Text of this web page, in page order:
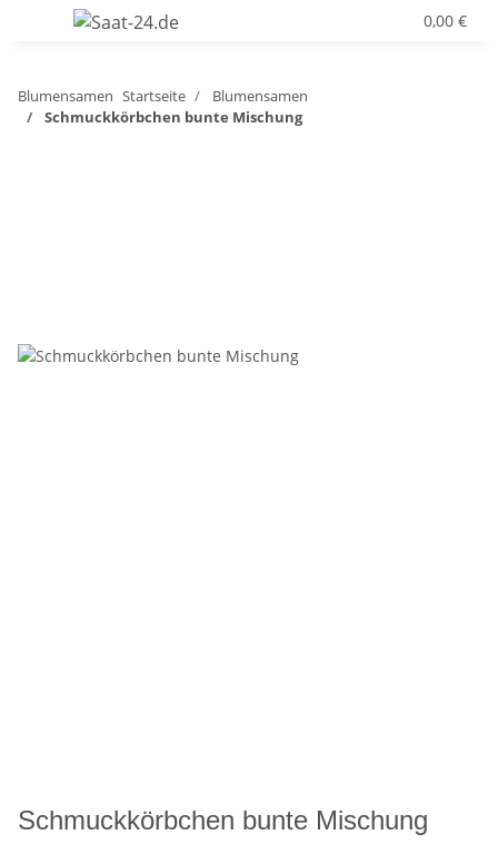
0,00 €
Blumensamen Startseite
Blumensamen
Schmuckkörbchen bunte Mischung
Schmuckkörbchen bunte Mischung